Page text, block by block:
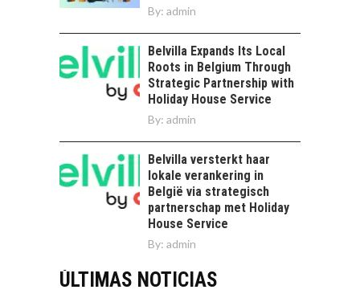
By: admin
Belvilla Expands Its Local
Roots in Belgium Through
Strategic Partnership with
Holiday House Service
By: admin
Belvilla versterkt haar
lokale verankering in
België via strategisch
partnerschap met Holiday
House Service
By: admin
ÚLTIMAS NOTICIAS